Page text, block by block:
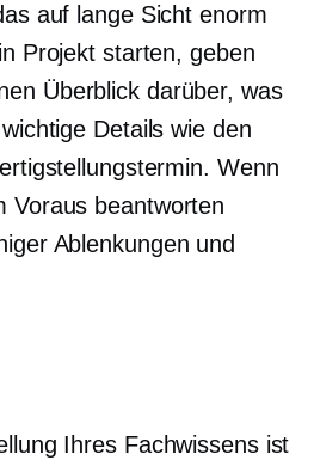
auf lange Sicht enorm
Projekt starten, geben
Überblick darüber, was
Details wie den
Wenn
Voraus beantworten
Ablenkungen und
Ihres Fachwissens ist